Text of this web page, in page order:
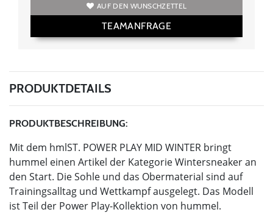
AUF DEN WUNSCHZETTEL
TEAMANFRAGE
PRODUKTDETAILS
PRODUKTBESCHREIBUNG:
Mit dem hmlST. POWER PLAY MID WINTER bringt
hummel einen Artikel der Kategorie Wintersneaker an
den Start. Die Sohle und das Obermaterial sind auf
Trainingsalltag und Wettkampf ausgelegt. Das Modell
ist Teil der Power Play-Kollektion von hummel.